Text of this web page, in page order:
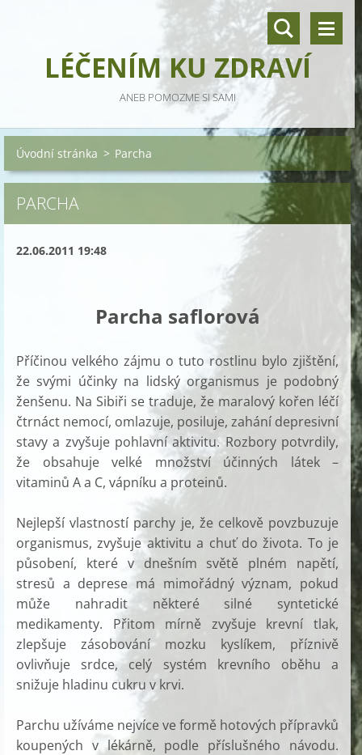
LÉČENÍM KU ZDRAVÍ
ANEB POMOZME SI SAMI
Úvodní stránka > Parcha
PARCHA
22.06.2011 19:48
Parcha saflorová
Příčinou velkého zájmu o tuto rostlinu bylo zjištění,
že svými účinky na lidský organismus je podobný
ženšenu. Na Sibiři se traduje, že maralový kořen léčí
čtrnáct nemocí, omlazuje, posiluje, zahání depresivní
stavy a zvyšuje pohlavní aktivitu. Rozbory potvrdily,
že obsahuje velké množství účinných látek –
vitaminů A a C, vápníku a proteinů.
Nejlepší vlastností parchy je, že celkově povzbuzuje
organismus, zvyšuje aktivitu a chuť do života. To je
působení, které v dnešním světě plném napětí,
stresů a deprese má mimořádný význam, pokud
může nahradit některé silné syntetické
medikamenty. Přitom mírně zvyšuje krevní tlak,
zlepšuje zásobování mozku kyslíkem, příznivě
ovlivňuje srdce, celý systém krevního oběhu a
snižuje hladinu cukru v krvi.
Parchu užíváme nejvíce ve formě hotových přípravků
koupených v lékárně, podle příslušného návodu.